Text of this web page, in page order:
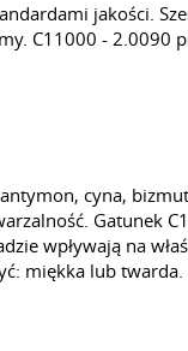
jakości.
C11000 - 2.0090
cyna,
Gatunek
wpływają na
miękka lub twarda.